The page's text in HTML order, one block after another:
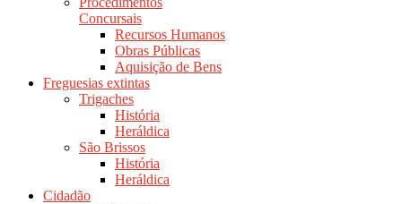
Concursais
Recursos Humanos
Obras Públicas
Aquisição de Bens
Freguesias extintas
Trigaches
História
Heráldica
São Brissos
História
Heráldica
Cidadão